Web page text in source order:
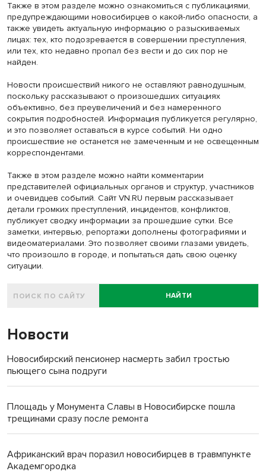
Также в этом разделе можно ознакомиться с публикациями,
предупреждающими новосибирцев о какой-либо опасности, а
также увидеть актуальную информацию о разыскиваемых
лицах: тех, кто подозревается в совершении преступления,
или тех, кто недавно пропал без вести и до сих пор не
найден.
Новости происшествий никого не оставляют равнодушным,
поскольку рассказывают о произошедших ситуациях
объективно, без преувеличений и без намеренного
сокрытия подробностей. Информация публикуется регулярно,
и это позволяет оставаться в курсе событий. Ни одно
происшествие не останется не замеченным и не освещенным
корреспондентами.
Также в этом разделе можно найти комментарии
представителей официальных органов и структур, участников
и очевидцев событий. Сайт VN.RU первым рассказывает
детали громких преступлений, инцидентов, конфликтов,
публикует сводку информации за прошедшие сутки. Все
заметки, интервью, репортажи дополнены фотографиями и
видеоматериалами. Это позволяет своими глазами увидеть,
что произошло в городе, и попытаться дать свою оценку
ситуации.
НАЙТИ
Новости
Новосибирский пенсионер насмерть забил тростью
пьющего сына подруги
Площадь у Монумента Славы в Новосибирске пошла
трещинами сразу после ремонта
Африканский врач поразил новосибирцев в травмпункте
Академгородка